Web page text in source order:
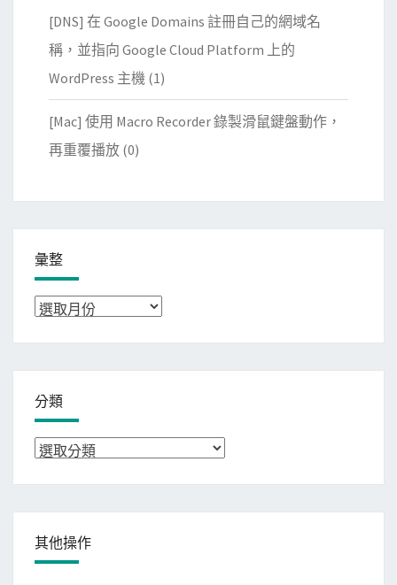
[DNS] 在 Google Domains 註冊自己的網域名
稱，並指向 Google Cloud Platform 上的
WordPress 主機 (1)
[Mac] 使用 Macro Recorder 錄製滑鼠鍵盤動作，
再重覆播放 (0)
彙整
彙
分類
分
其他操作